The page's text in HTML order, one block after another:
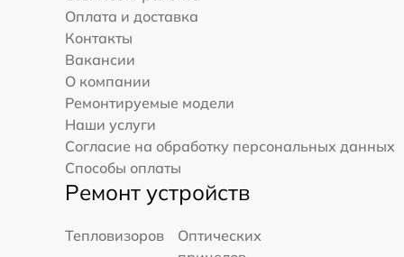
Оплата и доставка
Контакты
Вакансии
О компании
Ремонтируемые модели
Наши услуги
Согласие на обработку персональных данных
Способы оплаты
Ремонт устройств
Тепловизоров
Оптических